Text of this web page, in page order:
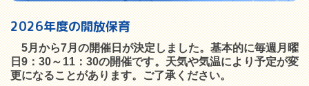
2026年度の開放保育
5月から7月の開催日が決定しました。基本的に毎週月曜
日9：30～11：30の開催です。天気や気温により予定が変
更になることがあります。ご了承ください。